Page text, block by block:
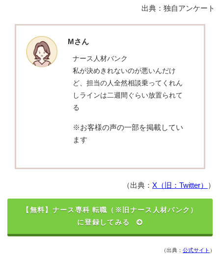
出典：独自アンケート
Mさん
ナース人材バンク
私が決めきれないのが悪いんだけ
ど、担当の人全然相談乗ってくれん
しラインは二週間ぐらい放置られて
る
※お客様の声の一部を掲載してい
ます
（出典： X（旧：Twitter） ）
【無料】ナース専科 転職（※旧ナース人材バンク）
に登録してみる
（出典： 公式サイト ）